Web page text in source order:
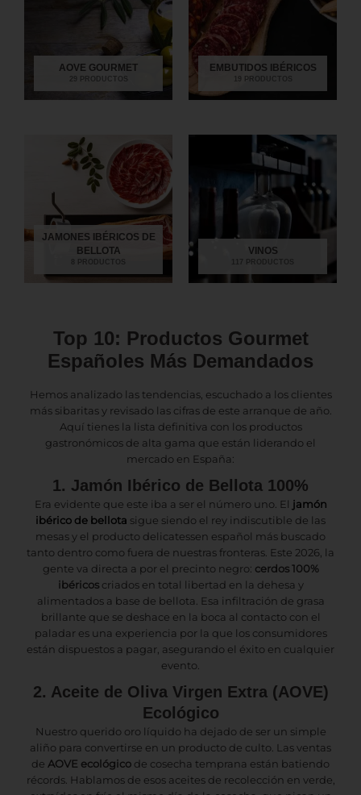
AOVE GOURMET
29 PRODUCTOS
EMBUTIDOS IBÉRICOS
19 PRODUCTOS
JAMONES IBÉRICOS DE
BELLOTA
8 PRODUCTOS
VINOS
Top 10: Productos Gourmet
Españoles Más Demandados
Hemos analizado las tendencias, escuchado a los clientes
más sibaritas y revisado las cifras de este arranque de año.
Aquí tienes la lista definitiva con los productos
gastronómicos de alta gama que están liderando el
mercado en España:
1. Jamón Ibérico de Bellota 100%
Era evidente que este iba a ser el número uno. El jamón
ibérico de bellota sigue siendo el rey indiscutible de las
mesas y el producto delicatessen español más buscado
tanto dentro como fuera de nuestras fronteras. Este 2026, la
gente va directa a por el precinto negro: cerdos 100%
ibéricoscriados en total libertad en la dehesa y
alimentados a base de bellota. Esa infiltración de grasa
brillante que se deshace en la boca al contacto con el
paladar es una experiencia por la que los consumidores
están dispuestos a pagar, asegurando el éxito en cualquier
evento.
2. Aceite de Oliva Virgen Extra (AOVE)
Ecológico
Nuestro querido oro líquido ha dejado de ser un simple
aliño para convertirse en un producto de culto. Las ventas
de AOVE ecológico de cosecha temprana están batiendo
récords. Hablamos de esos aceites de recolección en verde,